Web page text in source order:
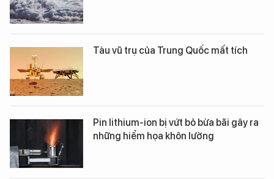
Tàu vũ trụ của Trung Quốc mất tích
Pin lithium-ion bị vứt bỏ bừa bãi gây ra
những hiểm họa khôn lường